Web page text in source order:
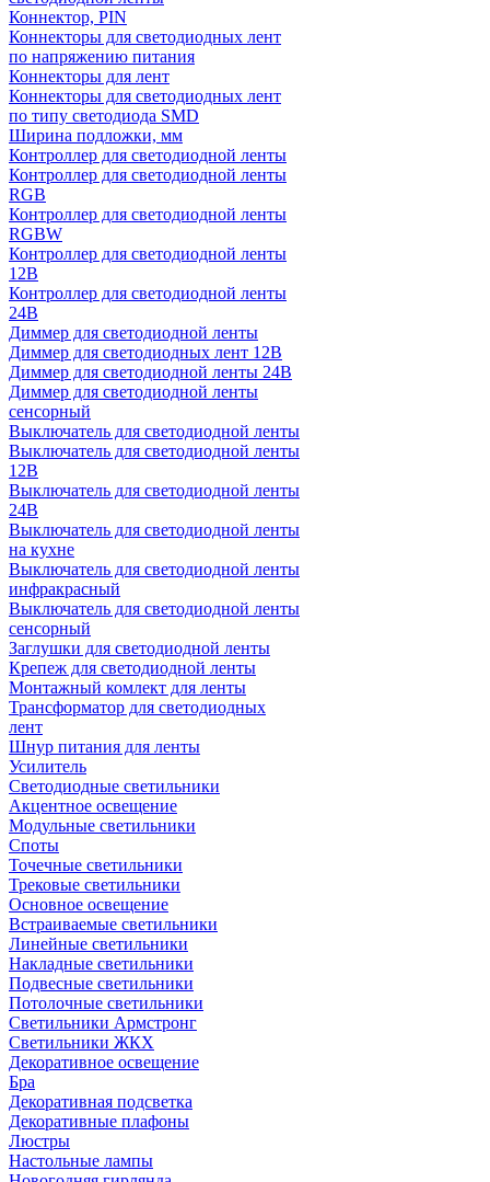
Коннектор, PIN
Коннекторы для светодиодных лент
по напряжению питания
Коннекторы для лент
Коннекторы для светодиодных лент
по типу светодиода SMD
Ширина подложки, мм
Контроллер для светодиодной ленты
Контроллер для светодиодной ленты
RGB
Контроллер для светодиодной ленты
RGBW
Контроллер для светодиодной ленты
12В
Контроллер для светодиодной ленты
24В
Диммер для светодиодной ленты
Диммер для светодиодных лент 12В
Диммер для светодиодной ленты 24В
Диммер для светодиодной ленты
сенсорный
Выключатель для светодиодной ленты
Выключатель для светодиодной ленты
12В
Выключатель для светодиодной ленты
24В
Выключатель для светодиодной ленты
на кухне
Выключатель для светодиодной ленты
инфракрасный
Выключатель для светодиодной ленты
сенсорный
Заглушки для светодиодной ленты
Крепеж для светодиодной ленты
Монтажный комлект для ленты
Трансформатор для светодиодных
лент
Шнур питания для ленты
Усилитель
Светодиодные светильники
Акцентное освещение
Модульные светильники
Споты
Точечные светильники
Трековые светильники
Основное освещение
Встраиваемые светильники
Линейные светильники
Накладные светильники
Подвесные светильники
Потолочные светильники
Светильники Армстронг
Светильники ЖКХ
Декоративное освещение
Бра
Декоративная подсветка
Декоративные плафоны
Люстры
Настольные лампы